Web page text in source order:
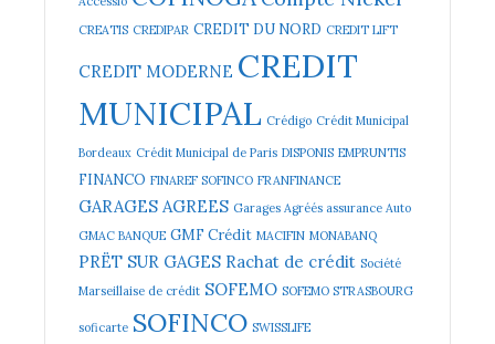
CREATIS CREDIPAR CREDIT DU NORD CREDIT LIFT
CREDIT MODERNE CREDIT
MUNICIPAL Crédigo Crédit Municipal
Bordeaux Crédit Municipal de Paris DISPONIS EMPRUNTIS
FINANCO FINAREF SOFINCO FRANFINANCE
GARAGES AGREES Garages Agréés assurance Auto
GMAC BANQUE GMF Crédit MACIFIN MONABANQ
PRËT SUR GAGES Rachat de crédit Société
Marseillaise de crédit SOFEMO SOFEMO STRASBOURG
soficarte SOFINCO SWISSLIFE